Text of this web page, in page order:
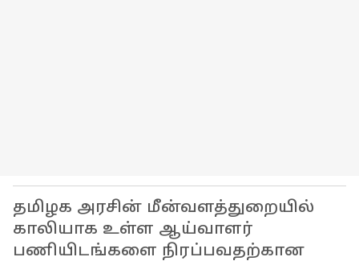
தமிழக அரசின் மீன்வளத்துறையில்
காலியாக உள்ள ஆய்வாளர்
பணியிடங்களை நிரப்பவதற்கான